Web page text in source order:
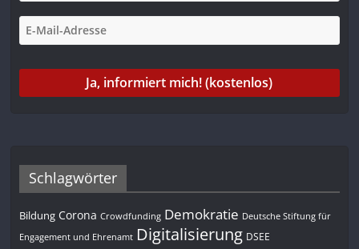
Schlagwörter
Bildung Corona Crowdfunding Demokratie Deutsche Stiftung für
Engagement und Ehrenamt Digitalisierung DSEE